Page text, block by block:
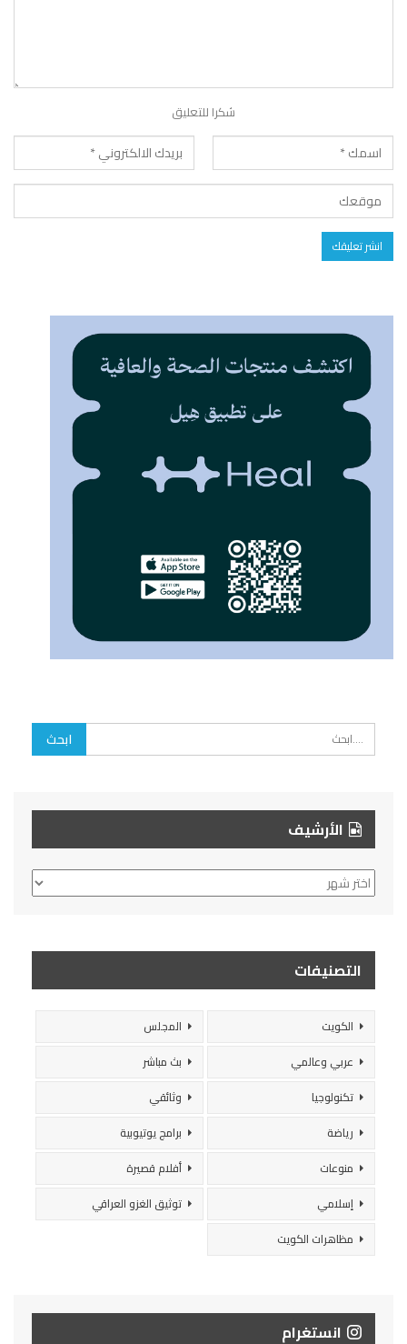
شكرا للتعليق
الأرشيف
الأرشيف
التصنيفات
الكويت
المجلس
عربي وعالمي
بث مباشر
تكنولوجيا
وثائقي
رياضة
برامج يوتيوبية
منوعات
أفلام قصيرة
إسلامي
توثيق الغزو العراقي
مظاهرات الكويت
انستغرام